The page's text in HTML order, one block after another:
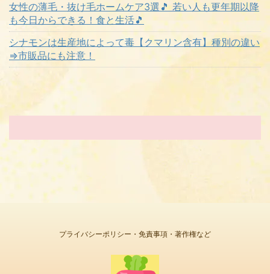
女性の薄毛・抜け毛ホームケア3選🎵 若い人も更年期以降
も今日からできる！食と生活🎵
シナモンは生産地によって毒【クマリン含有】種別の違い
⇒市販品にも注意！
プライバシーポリシー・免責事項・著作権など